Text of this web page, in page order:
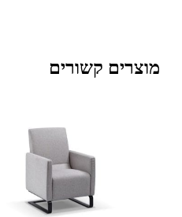
מוצרים קשורים